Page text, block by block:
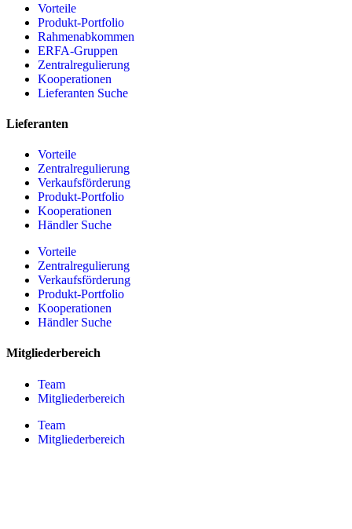
Vorteile
Produkt-Portfolio
Rahmenabkommen
ERFA-Gruppen
Zentralregulierung
Kooperationen
Lieferanten Suche
Lieferanten
Vorteile
Zentralregulierung
Verkaufsförderung
Produkt-Portfolio
Kooperationen
Händler Suche
Vorteile
Zentralregulierung
Verkaufsförderung
Produkt-Portfolio
Kooperationen
Händler Suche
Mitgliederbereich
Team
Mitgliederbereich
Team
Mitgliederbereich